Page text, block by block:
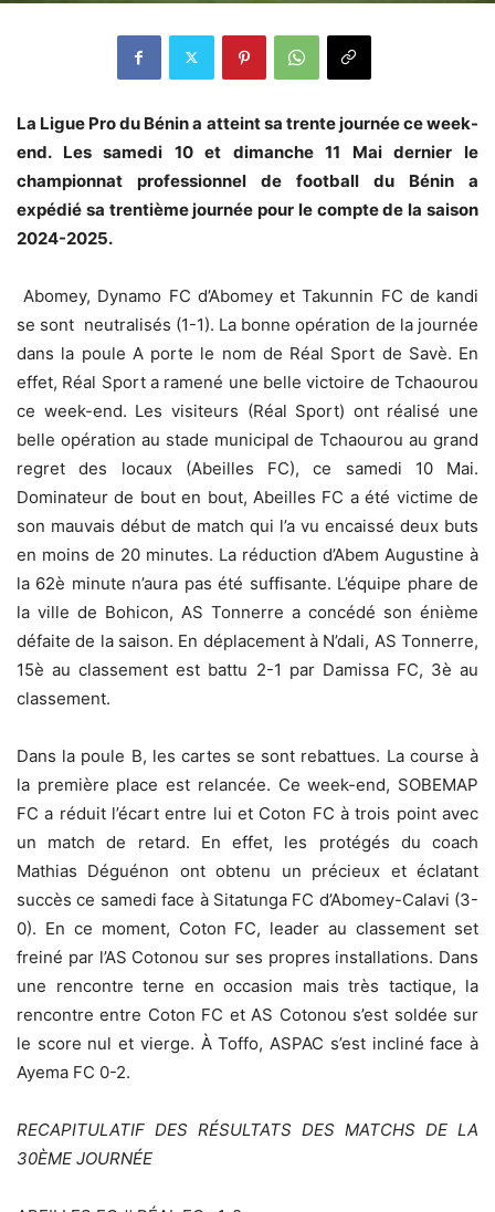
La Ligue Pro du Bénin a atteint sa trente journée ce week-
end. Les samedi 10 et dimanche 11 Mai dernier le
championnat professionnel de football du Bénin a
expédié sa trentième journée pour le compte de la saison
2024-2025.
Abomey, Dynamo FC d’Abomey et Takunnin FC de kandi
se sont neutralisés (1-1). La bonne opération de la journée
dans la poule A porte le nom de Réal Sport de Savè. En
effet, Réal Sport a ramené une belle victoire de Tchaourou
ce week-end. Les visiteurs (Réal Sport) ont réalisé une
belle opération au stade municipal de Tchaourou au grand
regret des locaux (Abeilles FC), ce samedi 10 Mai.
Dominateur de bout en bout, Abeilles FC a été victime de
son mauvais début de match qui l’a vu encaissé deux buts
en moins de 20 minutes. La réduction d’Abem Augustine à
la 62è minute n’aura pas été suffisante. L’équipe phare de
la ville de Bohicon, AS Tonnerre a concédé son énième
défaite de la saison. En déplacement à N’dali, AS Tonnerre,
15è au classement est battu 2-1 par Damissa FC, 3è au
classement.
Dans la poule B, les cartes se sont rebattues. La course à
la première place est relancée. Ce week-end, SOBEMAP
FC a réduit l’écart entre lui et Coton FC à trois point avec
un match de retard. En effet, les protégés du coach
Mathias Déguénon ont obtenu un précieux et éclatant
succès ce samedi face à Sitatunga FC d’Abomey-Calavi (3-
0). En ce moment, Coton FC, leader au classement set
freiné par l’AS Cotonou sur ses propres installations. Dans
une rencontre terne en occasion mais très tactique, la
rencontre entre Coton FC et AS Cotonou s’est soldée sur
le score nul et vierge. À Toffo, ASPAC s’est incliné face à
Ayema FC 0-2.
RECAPITULATIF DES RÉSULTATS DES MATCHS DE LA
30ÈME JOURNÉE